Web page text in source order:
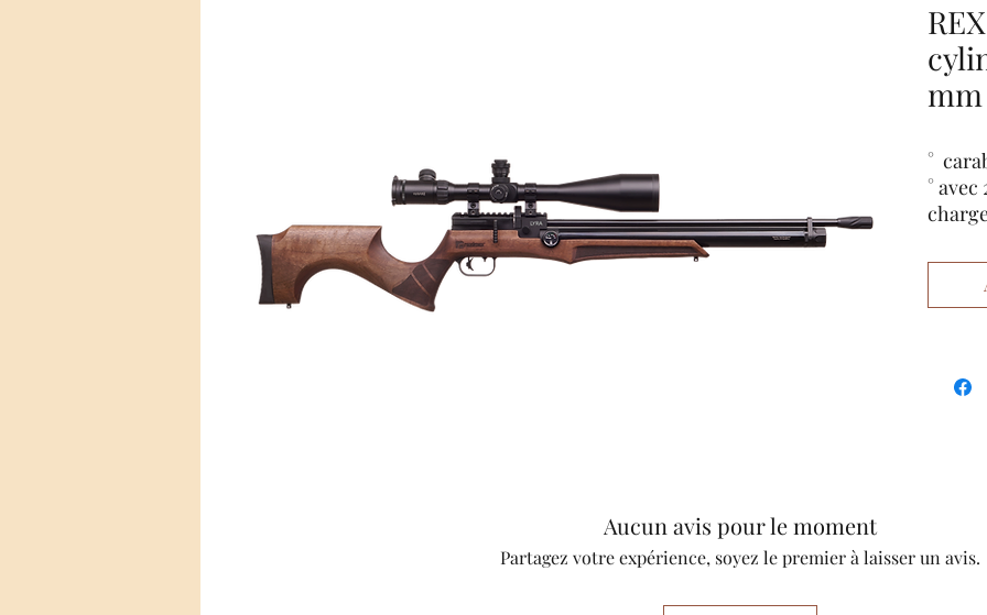
mm
°
°
son -
°
°
°
Aucun avis pour le moment
Partagez votre expérience, soyez le premier à laisser un avis.